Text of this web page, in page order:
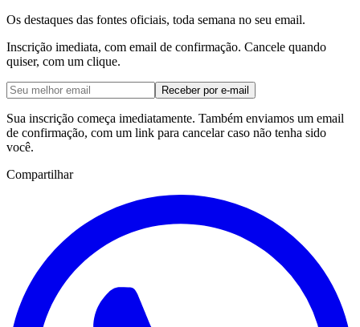
Os destaques das fontes oficiais, toda semana no seu email.
Inscrição imediata, com email de confirmação. Cancele quando
quiser, com um clique.
Receber por e-mail
Sua inscrição começa imediatamente. Também enviamos um email
de confirmação, com um link para cancelar caso não tenha sido
você.
Compartilhar